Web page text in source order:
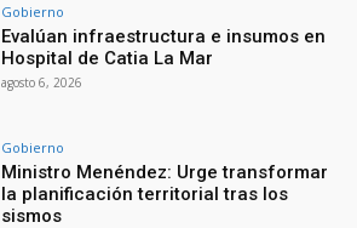
Gobierno
Evalúan infraestructura e insumos en
Hospital de Catia La Mar
agosto 6, 2026
Gobierno
Ministro Menéndez: Urge transformar
la planificación territorial tras los
sismos